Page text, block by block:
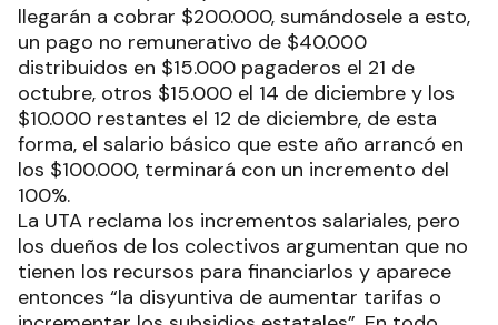
llegarán a cobrar $200.000, sumándosele a esto,
un pago no remunerativo de $40.000
distribuidos en $15.000 pagaderos el 21 de
octubre, otros $15.000 el 14 de diciembre y los
$10.000 restantes el 12 de diciembre, de esta
forma, el salario básico que este año arrancó en
los $100.000, terminará con un incremento del
100%.
La UTA reclama los incrementos salariales, pero
los dueños de los colectivos argumentan que no
tienen los recursos para financiarlos y aparece
entonces “la disyuntiva de aumentar tarifas o